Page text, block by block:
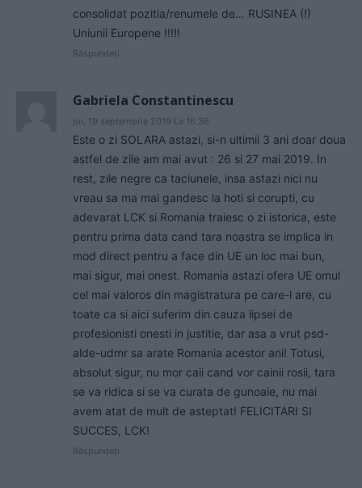
consolidat pozitia/renumele de… RUSINEA (!)
Uniunii Europene !!!!!
Răspundeți
Gabriela Constantinescu
joi, 19 septembrie 2019 La 16.36
Este o zi SOLARA astazi, si-n ultimii 3 ani doar doua
astfel de zile am mai avut : 26 si 27 mai 2019. In
rest, zile negre ca taciunele, insa astazi nici nu
vreau sa ma mai gandesc la hoti si corupti, cu
adevarat LCK si Romania traiesc o zi istorica, este
pentru prima data cand tara noastra se implica in
mod direct pentru a face din UE un loc mai bun,
mai sigur, mai onest. Romania astazi ofera UE omul
cel mai valoros din magistratura pe care-l are, cu
toate ca si aici suferim din cauza lipsei de
profesionisti onesti in justitie, dar asa a vrut psd-
alde-udmr sa arate Romania acestor ani! Totusi,
absolut sigur, nu mor caii cand vor cainii rosii, tara
se va ridica si se va curata de gunoaie, nu mai
avem atat de mult de asteptat! FELICITARI SI
SUCCES, LCK!
Răspundeți